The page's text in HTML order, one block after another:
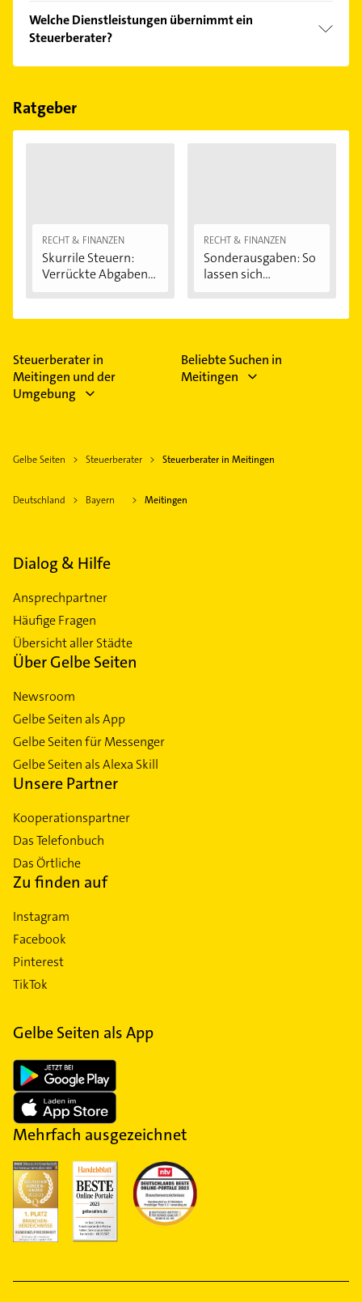
Bitte beachten Sie, dass diese an Sonn- und
Feiertagen abweichen können.
Welche Dienstleistungen übernimmt ein
Steuerberater?
Folgende Leistungen werden angeboten:
Einkommensteuer und Erbschaftssteuer.
Ratgeber
RECHT & FINANZEN
Skurrile Steuern:
Verrückte Abgaben...
RECHT & FINANZEN
Sonderausgaben: So
lassen sich...
Steuerberater in
Meitingen und der
Umgebung
Beliebte Suchen in
Meitingen
Gelbe Seiten Steuerberater Steuerberater in Meitingen
Deutschland Bayern Meitingen
Dialog & Hilfe
Ansprechpartner
Häufige Fragen
Übersicht aller Städte
Über Gelbe Seiten
Newsroom
Gelbe Seiten als App
Gelbe Seiten für Messenger
Gelbe Seiten als Alexa Skill
Unsere Partner
Kooperationspartner
Das Telefonbuch
Das Örtliche
Zu finden auf
Instagram
Facebook
Pinterest
TikTok
Gelbe Seiten als App
Mehrfach ausgezeichnet